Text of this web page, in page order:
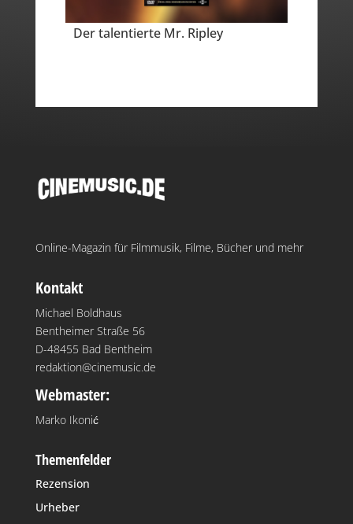
Der talentierte Mr. Ripley
Online-Magazin für Filmmusik, Filme, Bücher und mehr
Kontakt
Michael Boldhaus
Bentheimer Straße 56
D-48455 Bad Bentheim
redaktion@cinemusic.de
Webmaster:
Marko Ikonić
Themenfelder
Rezension
Urheber